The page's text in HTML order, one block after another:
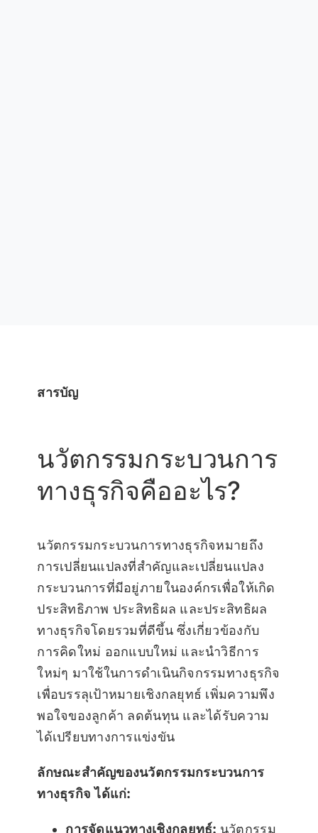
สารบัญ
นวัตกรรมกระบวนการ
ทางธุรกิจคืออะไร?
นวัตกรรมกระบวนการทางธุรกิจหมายถึง
การเปลี่ยนแปลงที่สำคัญและเปลี่ยนแปลง
กระบวนการที่มีอยู่ภายในองค์กรเพื่อให้เกิด
ประสิทธิภาพ ประสิทธิผล และประสิทธิผล
ทางธุรกิจโดยรวมที่ดีขึ้น ซึ่งเกี่ยวข้องกับ
การคิดใหม่ ออกแบบใหม่ และนำวิธีการ
ใหม่ๆ มาใช้ในการดำเนินกิจกรรมทางธุรกิจ
เพื่อบรรลุเป้าหมายเชิงกลยุทธ์ เพิ่มความพึง
พอใจของลูกค้า ลดต้นทุน และได้รับความ
ได้เปรียบทางการแข่งขัน
ลักษณะสำคัญของนวัตกรรมกระบวนการ
ทางธุรกิจ ได้แก่:
การจัดแนวทางเชิงกลยุทธ์: นวัตกรรม